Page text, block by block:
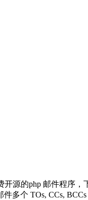
源的php 邮件程序
多个 TOs, CCs,